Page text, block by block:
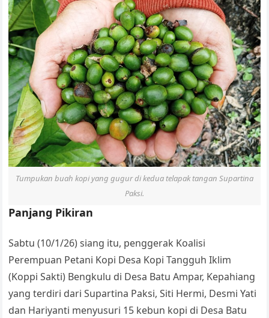
Tumpukan buah kopi yang gugur di kedua telapak tangan Supartina
Paksi.
Panjang Pikiran
Sabtu (10/1/26) siang itu, penggerak Koalisi
Perempuan Petani Kopi Desa Kopi Tangguh Iklim
(Koppi Sakti) Bengkulu di Desa Batu Ampar, Kepahiang
yang terdiri dari Supartina Paksi, Siti Hermi, Desmi Yati
dan Hariyanti menyusuri 15 kebun kopi di Desa Batu